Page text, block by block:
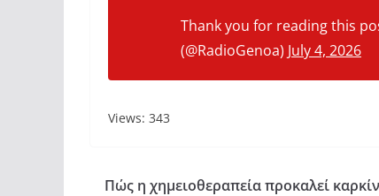
Thank you for reading this
(@RadioGenoa) July 4, 2026
Views: 343
Πώς η χημειοθεραπεία προκαλεί